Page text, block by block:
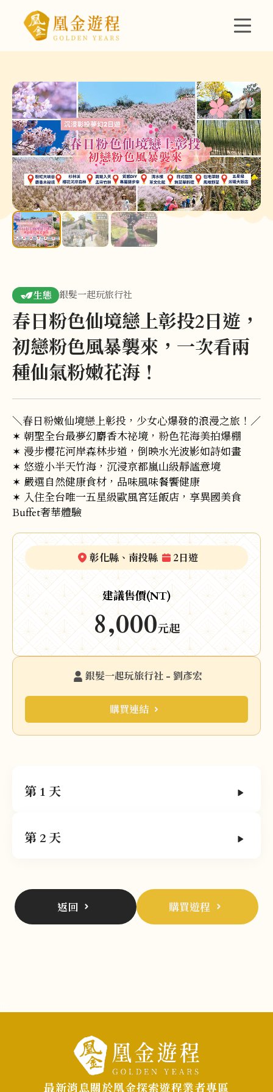
生態 銀髮一起玩旅行社
春日粉色仙境戀上彰投2日遊，
初戀粉色風暴襲來，一次看兩
種仙氣粉嫩花海！
＼春日粉嫩仙境戀上彰投，少女心爆發的浪漫之旅！／
✶ 朝聖全台最夢幻麝香木祕境，粉色花海美拍爆棚
✶ 漫步櫻花河岸森林步道，倒映水光波影如詩如畫
✶ 悠遊小半天竹海，沉浸京都嵐山級靜謐意境
✶ 嚴選自然健康食材，品味風味餐饗健康
✶ 入住全台唯一五星級歐風宮廷飯店，享異國美食
Buffet奢華體驗
彰化縣、南投縣 2日遊
建議售價(NT)
8,000元起
銀髮一起玩旅行社 - 劉彥宏
購買連結
第 1 天
第 2 天
返回 購買遊程
最新消息關於凰金探索遊程業者專區